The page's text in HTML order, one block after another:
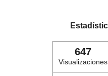
647
Visualizaciones